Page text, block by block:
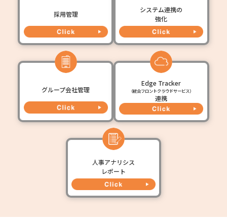
採用管理
システム連携の
強化
グループ会社管理
Edge Tracker
（統合フロントクラウドサービス）
連携
人事アナリシス
レポート